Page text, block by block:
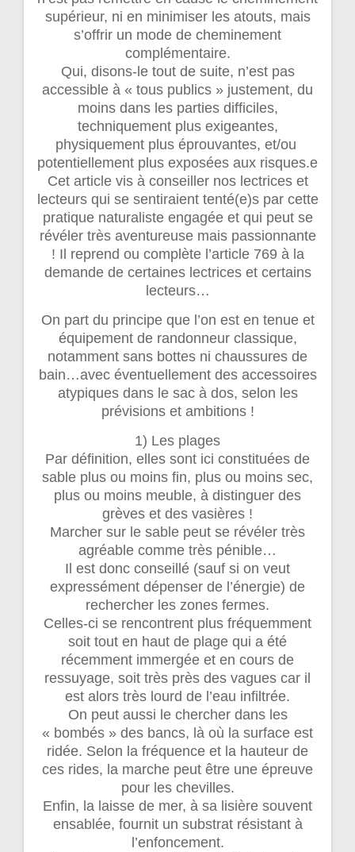
supérieur, ni en minimiser les atouts, mais
s’offrir un mode de cheminement
complémentaire.
Qui, disons-le tout de suite, n’est pas
accessible à « tous publics » justement, du
moins dans les parties difficiles,
techniquement plus exigeantes,
physiquement plus éprouvantes, et/ou
potentiellement plus exposées aux risques.e
Cet article vis à conseiller nos lectrices et
lecteurs qui se sentiraient tenté(e)s par cette
pratique naturaliste engagée et qui peut se
révéler très aventureuse mais passionnante
! Il reprend ou complète l’article 769 à la
demande de certaines lectrices et certains
lecteurs…
On part du principe que l’on est en tenue et
équipement de randonneur classique,
notamment sans bottes ni chaussures de
bain…avec éventuellement des accessoires
atypiques dans le sac à dos, selon les
prévisions et ambitions !
1) Les plages
Par définition, elles sont ici constituées de
sable plus ou moins fin, plus ou moins sec,
plus ou moins meuble, à distinguer des
grèves et des vasières !
Marcher sur le sable peut se révéler très
agréable comme très pénible…
Il est donc conseillé (sauf si on veut
expressément dépenser de l’énergie) de
rechercher les zones fermes.
Celles-ci se rencontrent plus fréquemment
soit tout en haut de plage qui a été
récemment immergée et en cours de
ressuyage, soit très près des vagues car il
est alors très lourd de l’eau infiltrée.
On peut aussi le chercher dans les
« bombés » des bancs, là où la surface est
ridée. Selon la fréquence et la hauteur de
ces rides, la marche peut être une épreuve
pour les chevilles.
Enfin, la laisse de mer, à sa lisière souvent
ensablée, fournit un substrat résistant à
l’enfoncement.